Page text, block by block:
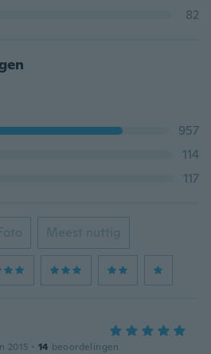
82
957
114
117
Meest nuttig
2015 · 14 beoordelingen